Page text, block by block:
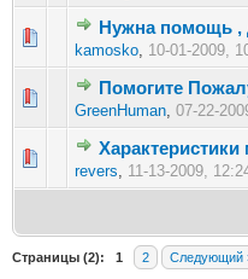
Нужна помощь ,
kamosko, 10-01-2009,
0 голос(ов) - 0 из 5 в
12345
Помогите
GreenHuman, 07-22-
0 голос(ов) - 0 из 5 в
1 2345
revers, 11-13-2009,
0 голос(ов) - 0 из 5 в
12345
Страницы (2): 1 2 Следующий